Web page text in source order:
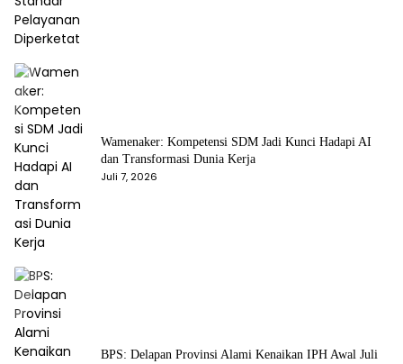
Wamenaker: Kompetensi SDM Jadi Kunci Hadapi AI
dan Transformasi Dunia Kerja
Juli 7, 2026
BPS: Delapan Provinsi Alami Kenaikan IPH Awal Juli